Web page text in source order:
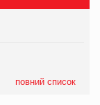
повний список